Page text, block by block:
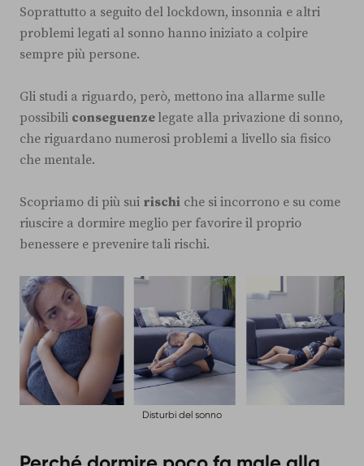
Soprattutto a seguito del lockdown, insonnia e altri
problemi legati al sonno hanno iniziato a colpire
sempre più persone.
Gli studi a riguardo, però, mettono ina allarme sulle
possibili conseguenze legate alla privazione di sonno,
che riguardano numerosi problemi a livello sia fisico
che mentale.
Scopriamo di più sui rischi che si incorrono e su come
riuscire a dormire meglio per favorire il proprio
benessere e prevenire tali rischi.
Disturbi del sonno